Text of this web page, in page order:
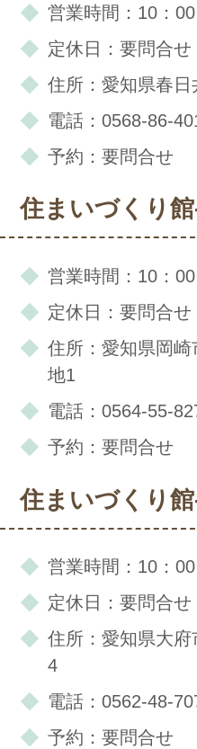
営業時間：10：
定休日：要問合せ
住所：愛知県春
電話：0568-86-
予約：要問合せ
住まいづくり
営業時間：10：
定休日：要問合せ
住所：愛知県岡
地1
電話：0564-55-
予約：要問合せ
住まいづくり
営業時間：10：
定休日：要問合せ
住所：愛知県大
4
電話：0562-48-
予約：要問合せ